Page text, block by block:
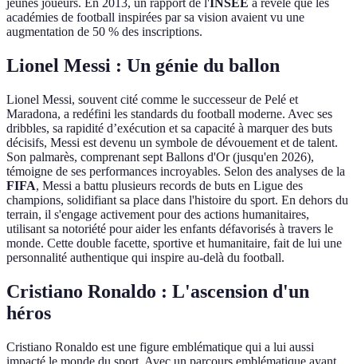
jeunes joueurs. En 2013, un rapport de l'INSEE a révélé que les
académies de football inspirées par sa vision avaient vu une
augmentation de 50 % des inscriptions.
Lionel Messi : Un génie du ballon
Lionel Messi, souvent cité comme le successeur de Pelé et
Maradona, a redéfini les standards du football moderne. Avec ses
dribbles, sa rapidité d’exécution et sa capacité à marquer des buts
décisifs, Messi est devenu un symbole de dévouement et de talent.
Son palmarès, comprenant sept Ballons d'Or (jusqu'en 2026),
témoigne de ses performances incroyables. Selon des analyses de la
FIFA, Messi a battu plusieurs records de buts en Ligue des
champions, solidifiant sa place dans l'histoire du sport. En dehors du
terrain, il s'engage activement pour des actions humanitaires,
utilisant sa notoriété pour aider les enfants défavorisés à travers le
monde. Cette double facette, sportive et humanitaire, fait de lui une
personnalité authentique qui inspire au-delà du football.
Cristiano Ronaldo : L'ascension d'un
héros
Cristiano Ronaldo est une figure emblématique qui a lui aussi
impacté le monde du sport. Avec un parcours emblématique ayant